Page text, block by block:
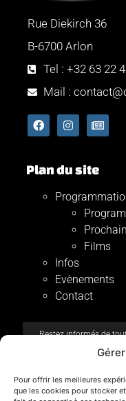
Pour offrir les meilleures
que les cookies pour stocker
Rue Diekirch 36
B-6700 Arlon
Tel : +32 63 22
Mail :
Plan du site
Films
Infos
Evènements
Contact
Restez informés de
Registre BE